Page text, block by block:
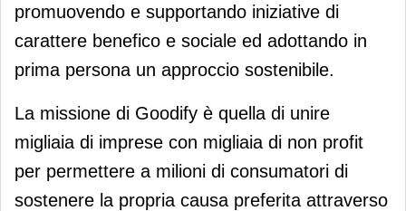
promuovendo e supportando iniziative di
carattere benefico e sociale ed adottando in
prima persona un approccio sostenibile.
La missione di Goodify è quella di unire
migliaia di imprese con migliaia di non profit
per permettere a milioni di consumatori di
sostenere la propria causa preferita attraverso